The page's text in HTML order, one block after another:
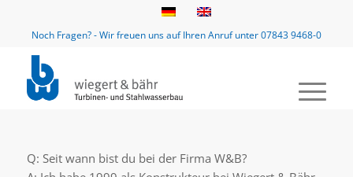
Noch Fragen? - Wir freuen uns auf Ihren Anruf unter 07843 9468-0
Q: Seit wann bist du bei der Firma W&B?